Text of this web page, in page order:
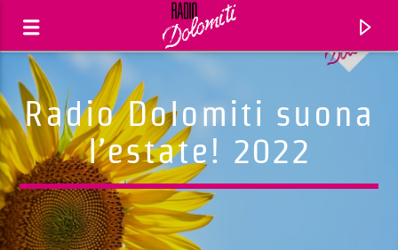
Radio Dolomiti suona
l’estate! 2022